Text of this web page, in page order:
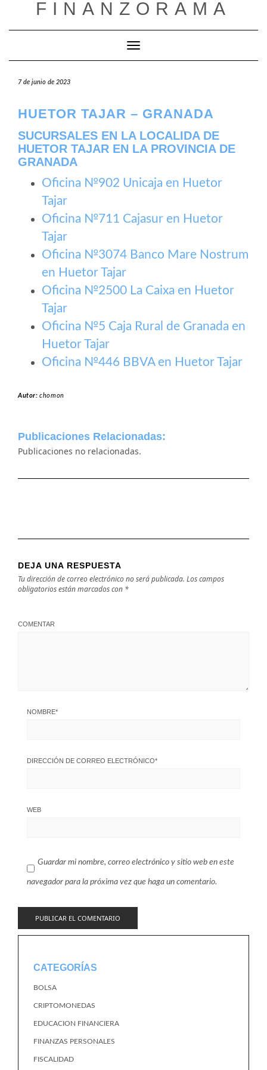
contenido
FINANZORAMA
Cambiar modo de navegación
7 de junio de 2023
HUETOR TAJAR – GRANADA
SUCURSALES EN LA LOCALIDA DE
HUETOR TAJAR EN LA PROVINCIA DE
GRANADA
Oficina №902 Unicaja en Huetor
Tajar
Oficina №711 Cajasur en Huetor
Tajar
Oficina №3074 Banco Mare Nostrum
en Huetor Tajar
Oficina №2500 La Caixa en Huetor
Tajar
Oficina №5 Caja Rural de Granada en
Huetor Tajar
Oficina №446 BBVA en Huetor Tajar
Autor:chomon
Publicaciones Relacionadas:
Publicaciones no relacionadas.
DEJA UNA RESPUESTA
Tu dirección de correo electrónico no será publicada. Los campos
obligatorios están marcados con *
COMENTAR
NOMBRE*
DIRECCIÓN DE CORREO ELECTRÓNICO*
WEB
Guardar mi nombre, correo electrónico y sitio web en este
navegador para la próxima vez que haga un comentario.
CATEGORÍAS
BOLSA
CRIPTOMONEDAS
EDUCACION FINANCIERA
FINANZAS PERSONALES
FISCALIDAD